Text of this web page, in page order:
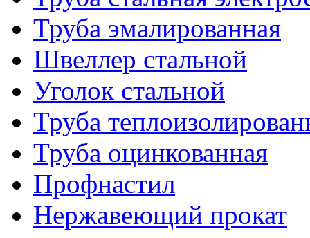
Труба эмалированная
Швеллер стальной
Уголок стальной
Труба
Труба оцинкованная
Профнастил
Нержавеющий прокат